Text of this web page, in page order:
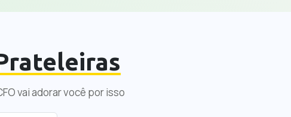
vai adorar você por isso